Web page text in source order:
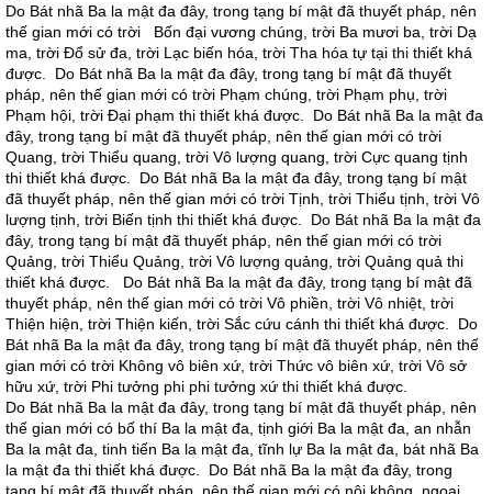
Do Bát nhã Ba la mật đa đây, trong tạng bí mật đã thuyết pháp, nên
thế gian mới có trời Bốn đại vương chúng, trời Ba mươi ba, trời Dạ
ma, trời Đổ sử đa, trời Lạc biến hóa, trời Tha hóa tự tại thi thiết khá
được. Do Bát nhã Ba la mật đa đây, trong tạng bí mật đã thuyết
pháp, nên thế gian mới có trời Phạm chúng, trời Phạm phụ, trời
Phạm hội, trời Đại phạm thi thiết khá được. Do Bát nhã Ba la mật đa
đây, trong tạng bí mật đã thuyết pháp, nên thế gian mới có trời
Quang, trời Thiểu quang, trời Vô lượng quang, trời Cực quang tịnh
thi thiết khá được. Do Bát nhã Ba la mật đa đây, trong tạng bí mật
đã thuyết pháp, nên thế gian mới có trời Tịnh, trời Thiểu tịnh, trời Vô
lượng tịnh, trời Biến tịnh thi thiết khá được. Do Bát nhã Ba la mật đa
đây, trong tạng bí mật đã thuyết pháp, nên thế gian mới có trời
Quảng, trời Thiểu Quảng, trời Vô lượng quảng, trời Quảng quả thi
thiết khá được. Do Bát nhã Ba la mật đa đây, trong tạng bí mật đã
thuyết pháp, nên thế gian mới có trời Vô phiền, trời Vô nhiệt, trời
Thiện hiện, trời Thiện kiến, trời Sắc cứu cánh thi thiết khá được. Do
Bát nhã Ba la mật đa đây, trong tạng bí mật đã thuyết pháp, nên thế
gian mới có trời Không vô biên xứ, trời Thức vô biên xứ, trời Vô sở
hữu xứ, trời Phi tưởng phi phi tưởng xứ thi thiết khá được.
Do Bát nhã Ba la mật đa đây, trong tạng bí mật đã thuyết pháp, nên
thế gian mới có bố thí Ba la mật đa, tịnh giới Ba la mật đa, an nhẫn
Ba la mật đa, tinh tiến Ba la mật đa, tĩnh lự Ba la mật đa, bát nhã Ba
la mật đa thi thiết khá được. Do Bát nhã Ba la mật đa đây, trong